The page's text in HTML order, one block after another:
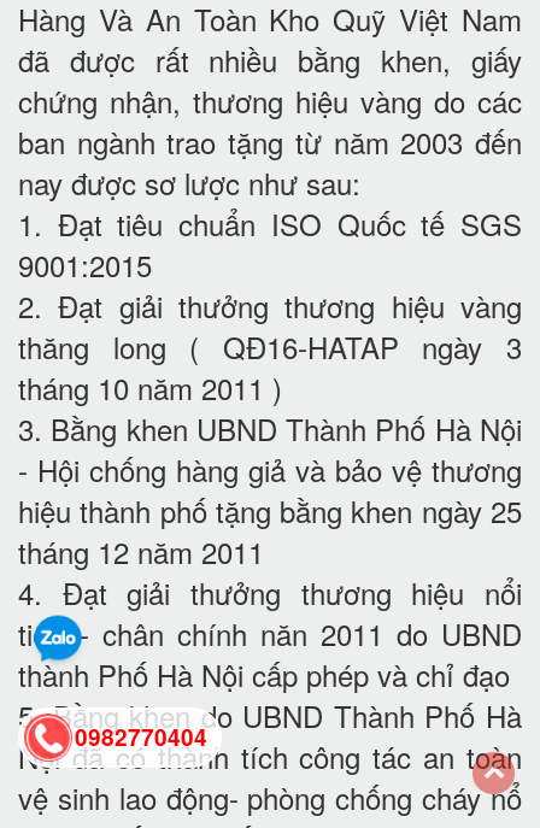
Hàng Và An Toàn Kho Quỹ Việt Nam
đã được rất nhiều bằng khen, giấy
chứng nhận, thương hiệu vàng do các
ban ngành trao tặng từ năm 2003 đến
nay được sơ lược như sau:
1. Đạt tiêu chuẩn ISO Quốc tế SGS
9001:2015
2. Đạt giải thưởng thương hiệu vàng
thăng long ( QĐ16-HATAP ngày 3
tháng 10 năm 2011 )
3. Bằng khen UBND Thành Phố Hà Nội
- Hội chống hàng giả và bảo vệ thương
hiệu thành phố tặng bằng khen ngày 25
tháng 12 năm 2011
4. Đạt giải thưởng thương hiệu nổi
tiếng- chân chính năn 2011 do UBND
thành Phố Hà Nội cấp phép và chỉ đạo
5. Bằng khen do UBND Thành Phố Hà
Nội đã có thành tích công tác an toàn
vệ sinh lao động- phòng chống cháy nổ
0982770404
back